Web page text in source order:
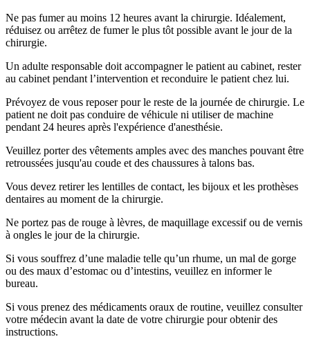
Ne pas fumer au moins 12 heures avant la chirurgie. Idéalement,
réduisez ou arrêtez de fumer le plus tôt possible avant le jour de la
chirurgie.
Un adulte responsable doit accompagner le patient au cabinet, rester
au cabinet pendant l’intervention et reconduire le patient chez lui.
Prévoyez de vous reposer pour le reste de la journée de chirurgie. Le
patient ne doit pas conduire de véhicule ni utiliser de machine
pendant 24 heures après l'expérience d'anesthésie.
Veuillez porter des vêtements amples avec des manches pouvant être
retroussées jusqu'au coude et des chaussures à talons bas.
Vous devez retirer les lentilles de contact, les bijoux et les prothèses
dentaires au moment de la chirurgie.
Ne portez pas de rouge à lèvres, de maquillage excessif ou de vernis
à ongles le jour de la chirurgie.
Si vous souffrez d’une maladie telle qu’un rhume, un mal de gorge
ou des maux d’estomac ou d’intestins, veuillez en informer le
bureau.
Si vous prenez des médicaments oraux de routine, veuillez consulter
votre médecin avant la date de votre chirurgie pour obtenir des
instructions.